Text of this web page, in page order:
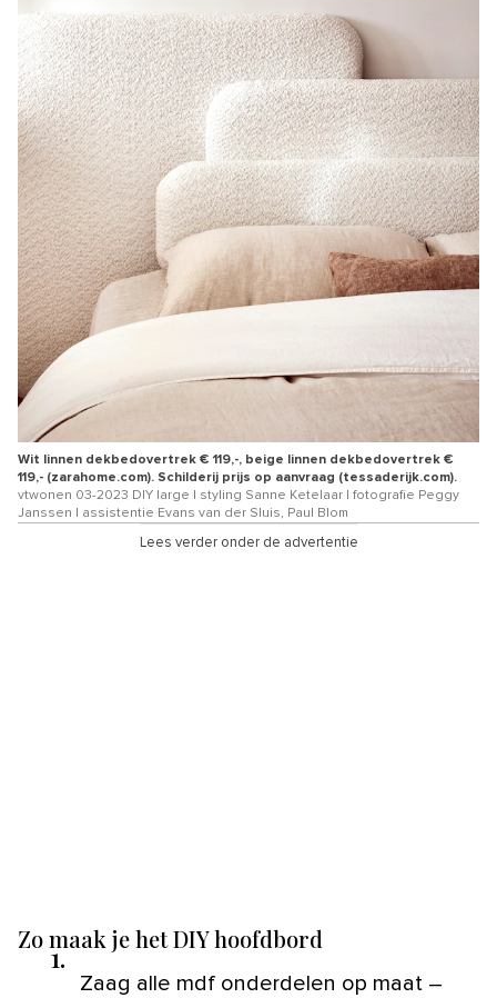
Wit linnen dekbedovertrek € 119,-, beige linnen dekbedovertrek €
119,- (zarahome.com). Schilderij prijs op aanvraag (tessaderijk.com).
vtwonen 03-2023 DIY large | styling Sanne Ketelaar | fotografie Peggy
Janssen | assistentie Evans van der Sluis, Paul Blom
Lees verder onder de advertentie
Zo maak je het DIY hoofdbord
1.
Zaag alle mdf onderdelen op maat –